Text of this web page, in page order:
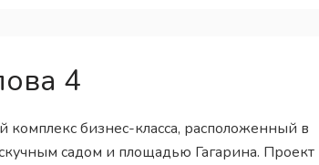
4
комплекс бизнес-класса, расположенный в
садом и площадью Гагарина. Проект